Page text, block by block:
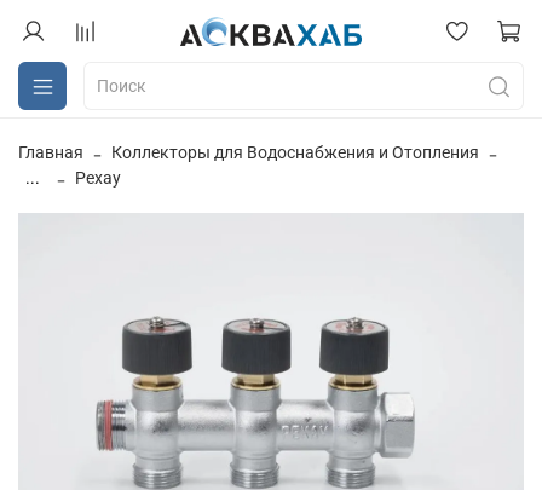
Главная
Коллекторы для Водоснабжения и Отопления
...
Рехау